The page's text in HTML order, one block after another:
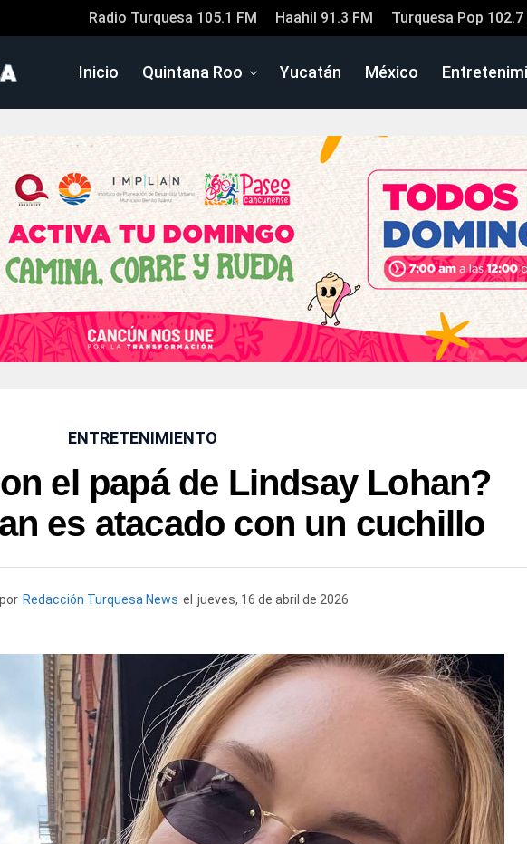
Radio Turquesa 105.1 FM Haahil 91.3 FM Turquesa Pop 102.7
Inicio Quintana Roo Yucatán México
ENTRETENIMIENTO
el papá de Lindsay Lohan?
es atacado con un cuchillo
Redacción Turquesa News el jueves, 16 de abril de 2026